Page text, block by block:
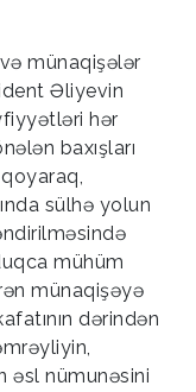
münaqişələr
Əliyevin
hər
baxışları
sülhə yolun
mühüm
münaqişəyə
dərindən
əsl nümunəsini